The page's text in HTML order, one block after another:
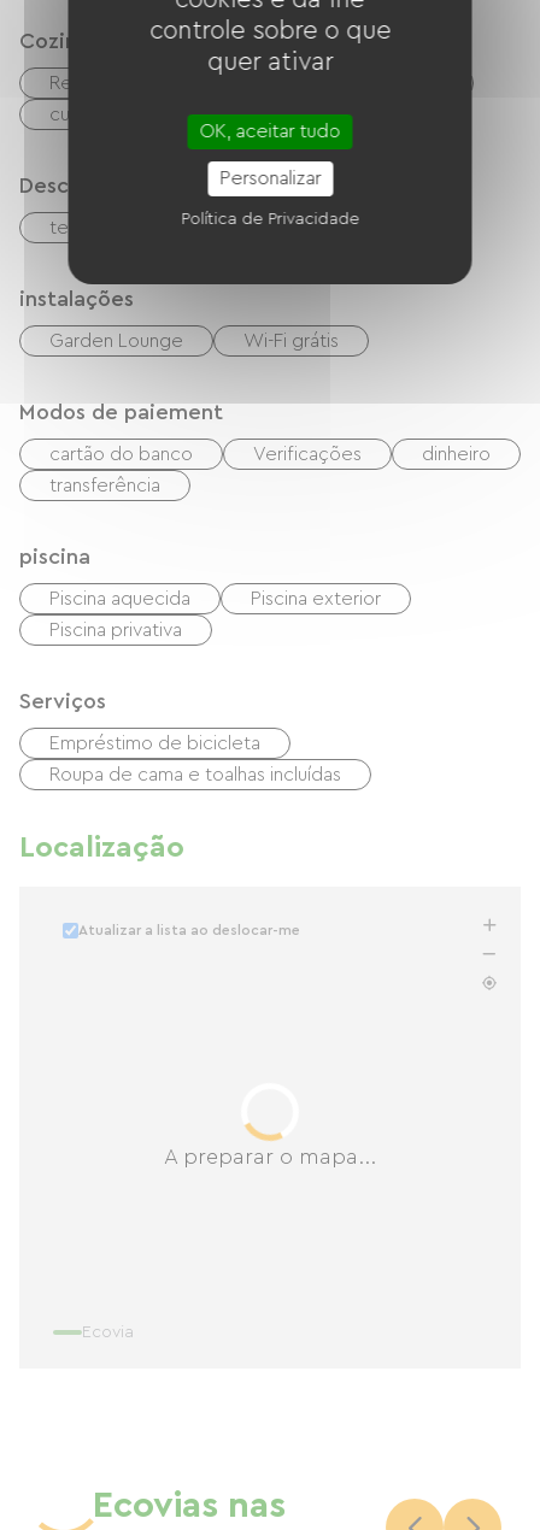
Cozinha
Refrigerador
cuisinière
cozinha pequena
Descrição
terraço
instalações
Garden Lounge Wi-Fi grátis
Modos de paiement
cartão do banco Verificações
dinheiro
transferência
piscina
Piscina aquecida
Piscina exterior
Piscina privativa
Serviços
Empréstimo de bicicleta
Roupa de cama e toalhas incluídas
Localização
A preparar o mapa...
Atualizar a lista ao deslocar-me
Ecovia
Ecovias nas
controle sobre o que
quer ativar
OK, aceitar tudo
Personalizar
Política de Privacidade